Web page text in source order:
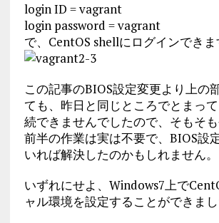
login ID = vagrant
login password = vagrant
で、CentOS shellにログインできま
この記事のBIOS設定変更より上の
ても、昨日と同じところでとまっ
続できませんでしたので、そもそ
前半の作業は実は不要で、BIOS設
いれば解決したのかもしれません。
いずれにせよ、Windows7上で
ャル環境を設定することができまし